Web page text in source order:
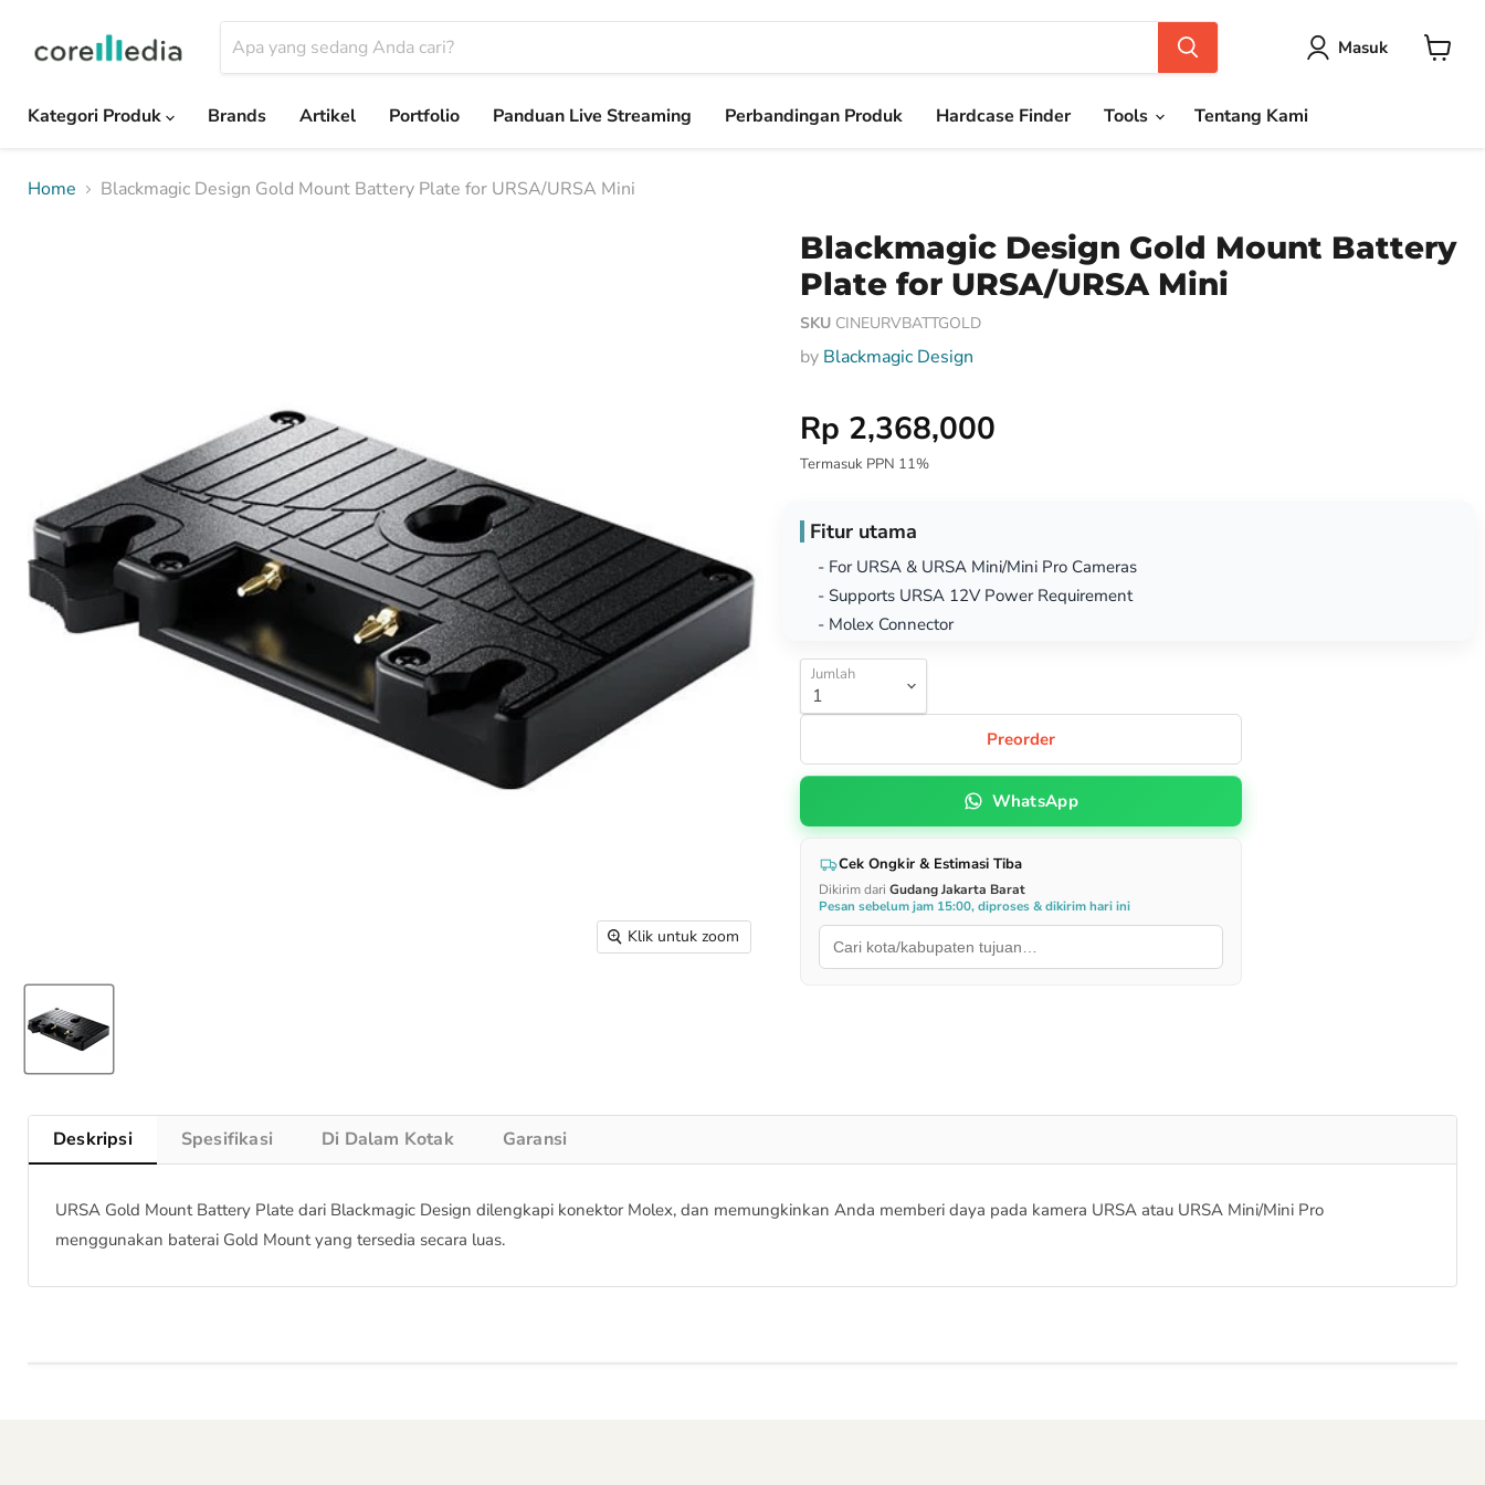
Masuk
Kategori Produk
Brands Artikel Portfolio Panduan Live Streaming Perbandingan Produk Hardcase Finder Tools Tentang Kami
Home Blackmagic Design Gold Mount Battery Plate for URSA/URSA Mini
Klik untuk zoom
Blackmagic Design Gold Mount Battery
Plate for URSA/URSA Mini
SKU CINEURVBATTGOLD
by Blackmagic Design
Harga Special
Rp 2,368,000
Termasuk PPN 11%
Fitur utama
- For URSA & URSA Mini/Mini Pro Cameras
- Supports URSA 12V Power Requirement
- Molex Connector
Jumlah
Preorder
WhatsApp
Cek Ongkir & Estimasi Tiba
Dikirim dari Gudang Jakarta Barat
Pesan sebelum jam 15:00, diproses & dikirim hari ini
Deskripsi Spesifikasi Di Dalam Kotak Garansi
URSA Gold Mount Battery Plate dari Blackmagic Design dilengkapi konektor Molex, dan memungkinkan Anda memberi daya pada kamera URSA atau URSA Mini/Mini Pro
menggunakan baterai Gold Mount yang tersedia secara luas.